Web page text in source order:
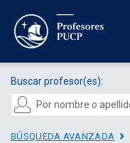
Buscar profesor(es):
BÚSQUEDA AVANZADA